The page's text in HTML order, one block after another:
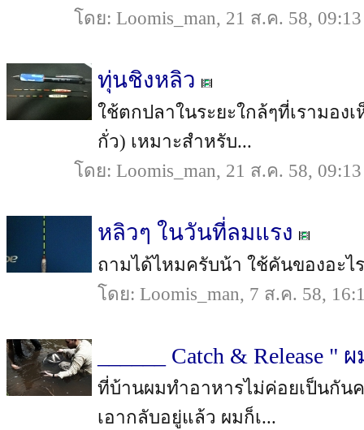
โดย: Loomis_man, 21 ส.ค. 58, 09:13
ทุ่นชิงหลิว
ใช้ตกปลาในระยะใกล้ๆที่เรามอ
กั่ว) เหมาะสำหรับ...
โดย: Loomis_man, 21 ส.ค. 58, 09:13
หลิวๆ ในวันที่ลมแรง
ถามได้ไหมครับน้า ใช้คันของอะไ
โดย: Loomis_man, 7 ส.ค. 58,
______ Catch & Release
ที่บ้านผมทำอาหารไม่ค่อยเป็นกัน
เอากลับอยู่แล้ว ผมก็เ...